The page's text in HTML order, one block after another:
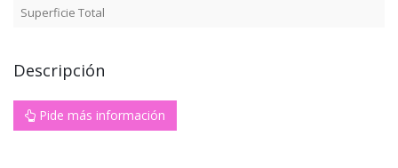
Superficie Total
Descripción
Pide más información